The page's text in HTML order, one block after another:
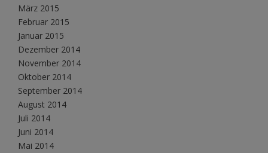
März 2015
Februar 2015
Januar 2015
Dezember 2014
November 2014
Oktober 2014
September 2014
August 2014
Juli 2014
Juni 2014
Mai 2014